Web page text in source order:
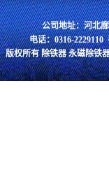
公司地址：河北
电话：0316-2229110
版权所有 除铁器 永磁除铁